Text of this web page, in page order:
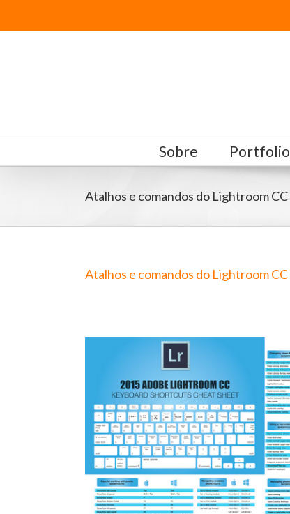
Sobre Portfolio
Atalhos e comandos do Lightroom CC
Atalhos e comandos do Lightroom CC